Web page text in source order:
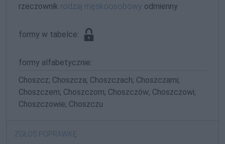
rzeczownik rodzaj męskoosobowy odmienny
formy w tabelce:
formy alfabetycznie:
Choszcz; Choszcza; Choszczach; Choszczami;
Choszczem; Choszczom; Choszczów; Choszczowi;
Choszczowie; Choszczu
ZGŁOŚ POPRAWKĘ